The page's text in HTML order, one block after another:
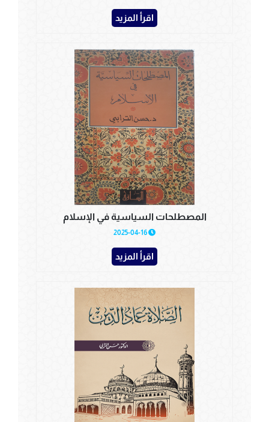
اقرأ المزيد
المصطلحات السياسية في الإسلام
اقرأ المزيد